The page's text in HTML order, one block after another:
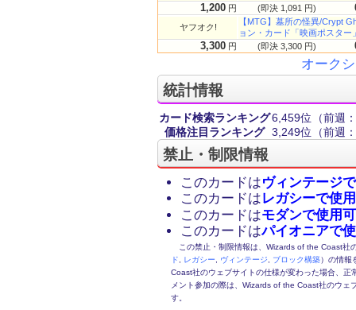
1,200 円 (即決 1,091 円)
ヤフオク!
【MTG】墓所の怪異/Crypt
ョン・カード「映画ポスター
3,300 円 (即決 3,300 円)
オーク
統計情報
カード検索ランキング6,459位
（前週
価格注目ランキング 3,249位 （前週
禁止・制限情報
このカードはヴィンテージ
このカードはレガシーで使
このカードはモダンで使用
このカードはパイオニアで
この禁止・制限情報は、Wizards of the Coast社
ド
レガシー ヴィンテージ ブロック構築）の情報
Coast社のウェブサイトの仕様が変わった場合、
メント参加の際は、Wizards of the Coast社のウェ
す。